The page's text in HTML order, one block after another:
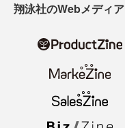
翔泳社のWebメディア